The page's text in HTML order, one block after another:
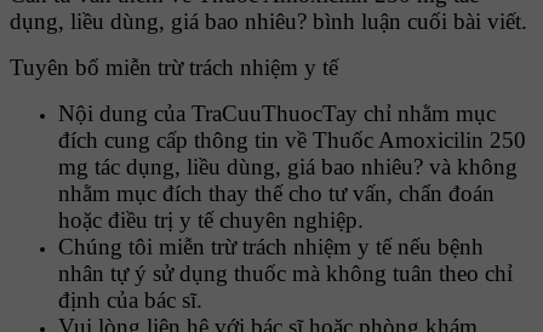
dụng, liều dùng, giá bao nhiêu? bình luận cuối bài viết.
Tuyên bố miễn trừ trách nhiệm y tế
Nội dung của TraCuuThuocTay chỉ nhằm mục
đích cung cấp thông tin về Thuốc Amoxicilin 250
mg tác dụng, liều dùng, giá bao nhiêu? và không
nhằm mục đích thay thế cho tư vấn, chẩn đoán
hoặc điều trị y tế chuyên nghiệp.
Chúng tôi miễn trừ trách nhiệm y tế nếu bệnh
nhân tự ý sử dụng thuốc mà không tuân theo chỉ
định của bác sĩ.
Vui lòng liên hệ với bác sĩ hoặc phòng khám,